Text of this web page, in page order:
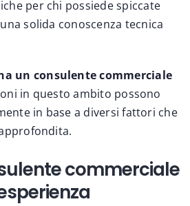
per chi possiede spiccate
solida conoscenza tecnica
un consulente commerciale
in questo ambito possono
in base a diversi fattori che
commerciale